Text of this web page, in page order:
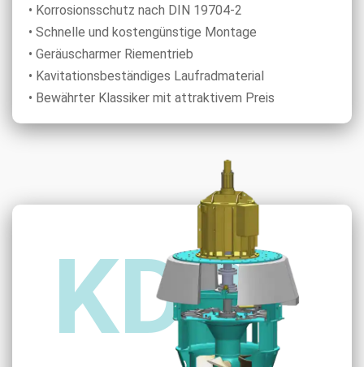
• Korrosionsschutz nach DIN 19704-2
• Schnelle und kostengünstige Montage
• Geräuscharmer Riementrieb
• Kavitationsbeständiges Laufradmaterial
• Bewährter Klassiker mit attraktivem Preis
KDD